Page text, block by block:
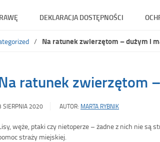
DEKLARACJA DOSTĘPNOŚCI
Na ratunek zwierzętom – dużym i
ratunek zwierzętom
SIERPNIA 2020 AUTOR: MARTA RYBNIK
węże, ptaki czy nietoperze – żadne z nich nie są
straży miejskiej.